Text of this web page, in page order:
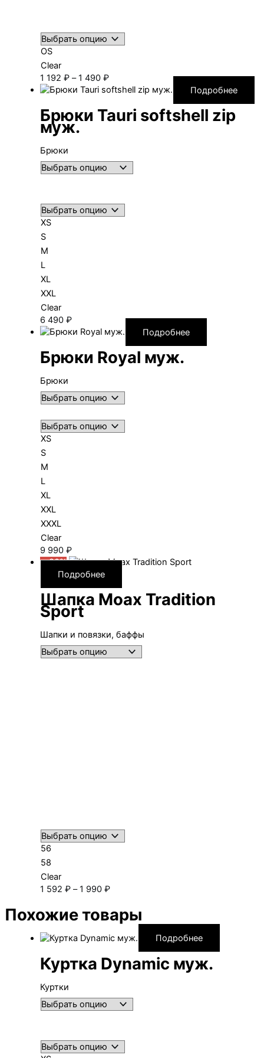
OS
Clear
1 192 ₽ – 1 490 ₽Диапазон
цен:
–
1 490 ₽
Подробнее
Брюки Tauri softshell zip
муж.
Брюки
XS
S
M
L
XL
XXL
Clear
6 490 ₽
Подробнее
Брюки Royal муж.
Брюки
XS
S
M
L
XL
XXL
XXXL
Clear
9 990 ₽
—20%
Подробнее
Шапка Moax Tradition
Sport
Шапки и повязки, баффы
56
58
Clear
1 592 ₽ – 1 990 ₽Диапазон
1 592 ₽
–
1 990 ₽
Похожие товары
Подробнее
Куртка Dynamic муж.
Куртки